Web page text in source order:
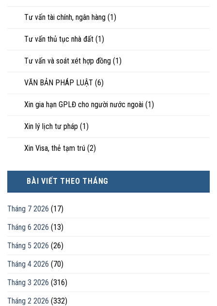
Tư vấn tài chính, ngân hàng (1)
Tư vấn thủ tục nhà đất (1)
Tư vấn và soát xét hợp đồng (1)
VĂN BẢN PHÁP LUẬT (6)
Xin gia hạn GPLĐ cho người nước ngoài (1)
Xin lý lịch tư pháp (1)
Xin Visa, thẻ tạm trú (2)
BÀI VIẾT THEO THÁNG
Tháng 7 2026 (17)
Tháng 6 2026 (13)
Tháng 5 2026 (26)
Tháng 4 2026 (70)
Tháng 3 2026 (316)
Tháng 2 2026 (332)